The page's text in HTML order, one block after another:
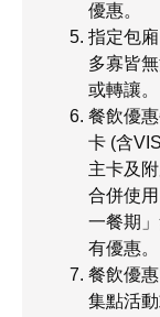
優惠。
指定包
多寡皆
或轉讓。
餐飲優
卡 (含
主卡及
合併使
一餐期
有優惠。
餐飲優
集點活